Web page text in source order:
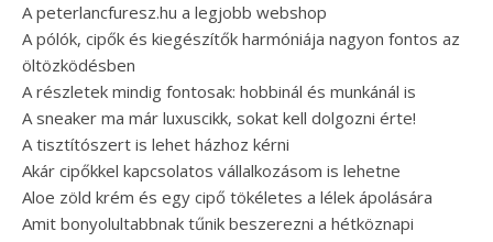
A peterlancfuresz.hu a legjobb webshop
A pólók, cipők és kiegészítők harmóniája nagyon fontos az
öltözködésben
A részletek mindig fontosak: hobbinál és munkánál is
A sneaker ma már luxuscikk, sokat kell dolgozni érte!
A tisztítószert is lehet házhoz kérni
Akár cipőkkel kapcsolatos vállalkozásom is lehetne
Aloe zöld krém és egy cipő tökéletes a lélek ápolására
Amit bonyolultabbnak tűnik beszerezni a hétköznapi